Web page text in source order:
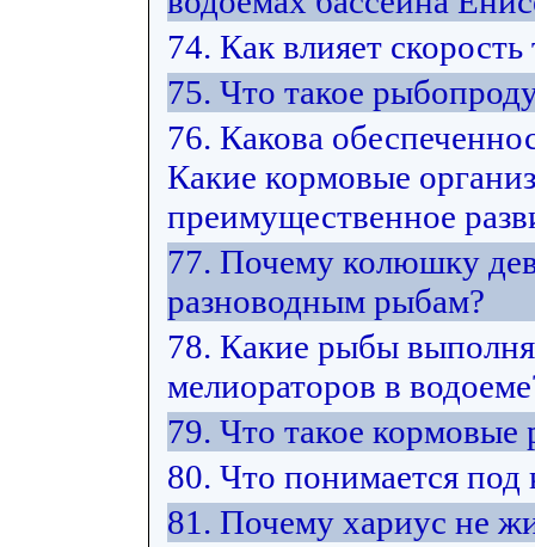
74. Как влияет
75. Что такое
76. Какова
Какие кормовые
преимущественное
77. Почему колюшку
разноводным рыбам?
78. Какие рыбы
мелиораторов в
79. Что такое кормовые
80. Что понимается под
81. Почему хариус не